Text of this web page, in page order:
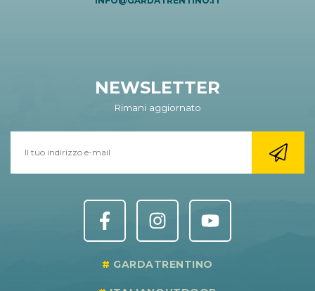
NEWSLETTER
Rimani aggiornato
GARDATRENTINO